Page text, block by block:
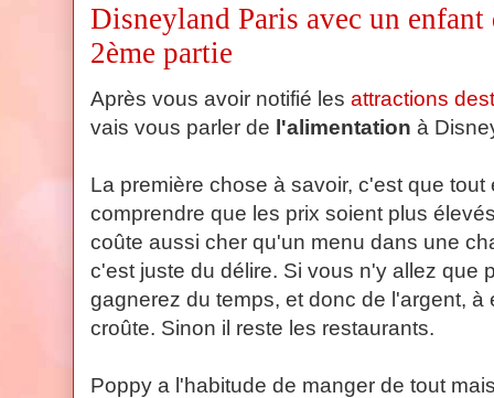
Disneyland Paris avec un enfant
2ème partie
Après vous avoir notifié les attractions
vais vous parler de l'alimentation à
La première chose à savoir, c'est que
comprendre que les prix soient plus
coûte aussi cher qu'un menu dans une
c'est juste du délire. Si vous n'y allez que
gagnerez du temps, et donc de l'argent, à
croûte. Sinon il reste les restaurants.
Poppy a l'habitude de manger de tout